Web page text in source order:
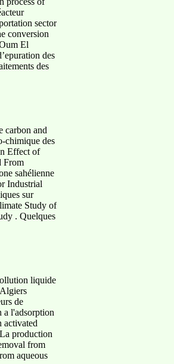
sector
conversion
El
des
des
carbon and
chimique des
Effect of
From
sahélienne
Industrial
sur
Study of
. Quelques
liquide
de
a l'adsorption
activated
production
from
aqueous